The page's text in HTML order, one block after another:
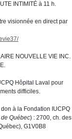
INTIMITÉ à 11 h.
visionnée en direct par
NOUVELLE VIE INC.
Hôpital Laval pour
difficiles.
à la Fondation IUCPQ
Québec) : 2700, ch. des
G1V0B8